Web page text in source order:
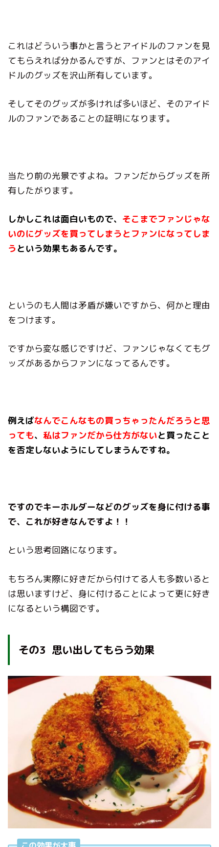
これはどういう事かと言うと アイドルのファンを見
てもらえれば分かるんですが、ファンとはそのアイ
ドルのグッズを沢山所有しています。
そしてそのグッズが多ければ多いほど、そのアイド
ルのファンであることの証明になります。
当たり前の光景ですよね。ファンだからグッズを所
有したがります。
しかしこれは面白いもので、 そこまでファンじゃな
いのにグッズを買ってしまうとファンになってしま
うという効果もあるんです。
というのも人間は矛盾が嫌いですから、何かと理由
をつけます。
ですから変な感じですけど、ファンじゃなくてもグ
ッズがあるからファンになってるんです。
例えばなんでこんなもの買っちゃったんだろうと思
っても、 私はファンだから仕方がないと買ったこと
を否定しないようにしてしまうんですね。
ですのでキーホルダーなどのグッズを身に付ける事
で、これが好きなんですよ！！
という思考回路になります。
もちろん実際に好きだから付けてる人も多数いると
は思いますけど、身に付けることによって更に好き
になるという構図です。
その3 思い出してもらう効果